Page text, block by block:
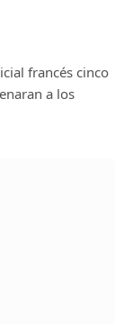
francés cinco
a los